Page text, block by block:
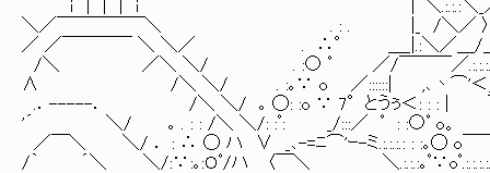
ｉ | | | ｉ |¨＼.:.:.:＼_／.:.:.:.:.:|.:.:.:. :. |〉く/ /
＼／￣￣￣￣￣＼ . : . |_ /＼／ 〉.:.:.:.:.::/.:.:.:.:.:.:/
／ ／￣￣￣￣ ＼ ＼／ . ∴° ＿_|.:＼／＿/＿＿/￣￣¨√
/＼ ／＼ ＼/ . :○ ﾟ ／/￣￣￣／.:.:.:.:＞''"´￣::/￣
∧ /＼ ＼/ . :｡∵ o ／::::::| ,､丶⌒'＜＿＿＿__/.:／|:
.．-----． /＼ ＼/ ｡ ◯: :o ∵ 7°とうぅ＜: : : | ｀''-､_ﾉ_
'´ ＼/ ｡ . : : /＼ ＼/: :ﾟ: _/:::／ ﾟ : :○ﾟ o。 _､＜⌒ ／:
／￣＼ ＼/ ． : ∴ ◯ ハ ∨ _､-=ﾆ⌒'ｰ-ミ.:.:.:.: : :｡◯ o￣￣￣￣＼
/｀ ´＼ ＼/:∵:｡:Ｏﾟ/ハ 〈￣＼ ＼.:.:.:｡ﾟ∵oﾟ